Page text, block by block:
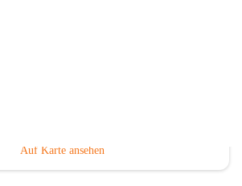
Auf Karte ansehen